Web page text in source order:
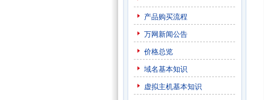
产品购买流程
万网新闻公告
价格总览
域名基本知识
虚拟主机基本知识